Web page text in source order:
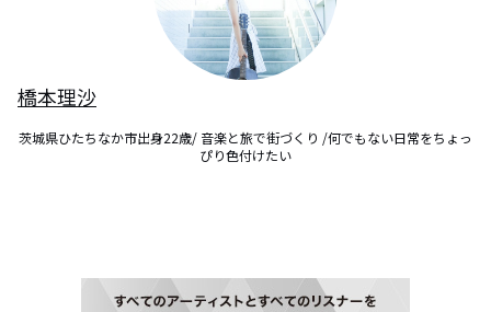
橋本理沙
茨城県ひたちなか市出身22歳/ 音楽と旅で街づくり /何でもない日常をちょっ
ぴり色付けたい